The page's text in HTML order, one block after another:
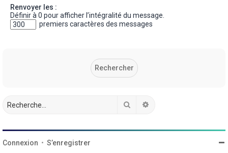
Renvoyer les :
Définir à 0 pour afficher l’intégralité du message.
premiers caractères des messages
Rechercher
Connexion • S’enregistrer